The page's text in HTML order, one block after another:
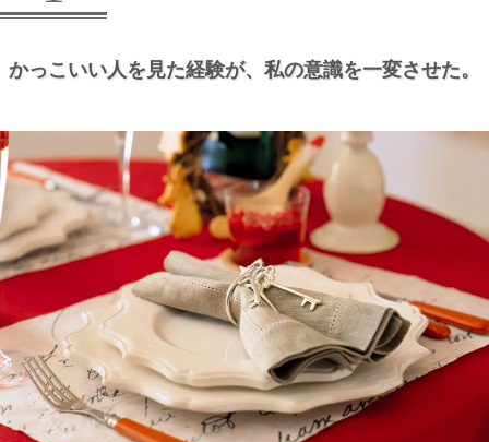
かっこいい人を見た経験が、 私の意識を一変させた。